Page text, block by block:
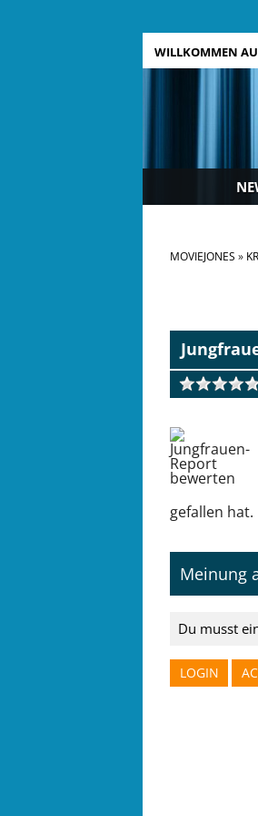
WILLKOMMEN
MOVIEJONES
gefallen hat.
Meinung
Du musst
LOGIN